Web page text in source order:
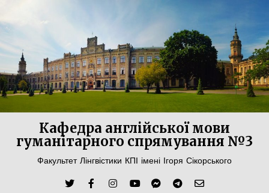
to
content
Кафедра англійської мови
гуманітарного спрямування №3
Факультет Лінгвістики КПІ імені Ігоря Сікорського